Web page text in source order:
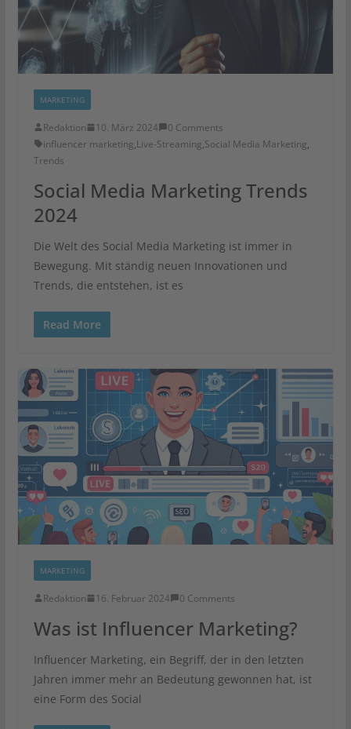
MARKETING
Redaktion 10. März 2024
0 Comments
influencer marketing,Live-Streaming,Social Media Marketing,
Trends
Social Media Marketing Trends
2024
Die Welt des Social Media Marketing ist immer in
Bewegung. Mit ständig neuen Innovationen und
Trends, die entstehen, ist es
Read More
MARKETING
Redaktion 16. Februar 2024 0 Comments
Was ist Influencer Marketing?
Influencer Marketing, ein Begriff, der in den letzten
Jahren immer mehr an Bedeutung gewonnen hat, ist
eine Form des Social